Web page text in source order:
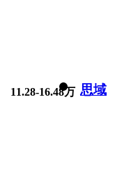
11.28-16.48万 思域